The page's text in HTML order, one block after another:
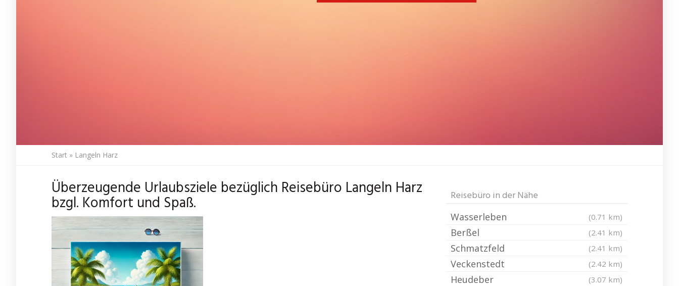
Start » Langeln Harz
Überzeugende Urlaubsziele bezüglich Reisebüro Langeln Harz
bzgl. Komfort und Spaß. Reisebüro in der Nähe
Wasserleben (0.71 km)
Berßel (2.41 km)
Schmatzfeld (2.41 km)
Veckenstedt (2.42 km)
Heudeber (3.07 km)